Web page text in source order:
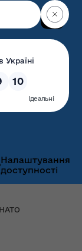
Налаштування
доступності